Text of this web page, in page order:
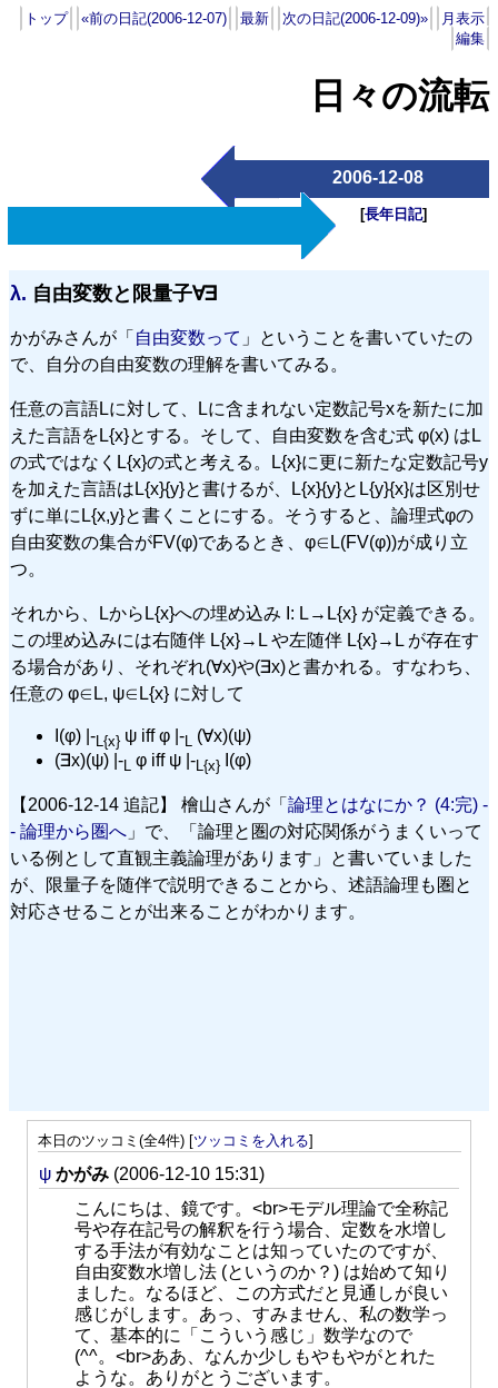
トップ «前の日記(2006-12-07) 最新 次の日記(2006-12-09)»
月表示
編集
日々の流転
2006-12-08
[長年日記]
λ. 自由変数と限量子∀∃
かがみさんが「 自由変数って 」ということを書いていたの
で、自分の自由変数の理解を書いてみる。
任意の言語Lに対して、Lに含まれない定数記号xを新たに加
えた言語をL{x}とする。そして、自由変数を含む式 φ(x) はL
の式ではなくL{x}の式と考える。L{x}に更に新たな定数記号y
を加えた言語はL{x}{y}と書けるが、L{x}{y}とL{y}{x}は区別せ
ずに単にL{x,y}と書くことにする。そうすると、論理式φの
自由変数の集合がFV(φ)であるとき、φ∈L(FV(φ))が成り立
つ。
それから、LからL{x}への埋め込み I: L→L{x} が定義できる。
この埋め込みには右随伴 L{x}→L や左随伴 L{x}→L が存在す
る場合があり、それぞれ(∀x)や(∃x)と書かれる。すなわち、
任意の φ∈L, ψ∈L{x} に対して
I(φ) |-L{x} ψ iff φ |-L (∀x)(ψ)
(∃x)(ψ) |-L φ iff ψ |-L{x} I(φ)
【2006-12-14 追記】 檜山さんが「 論理とはなにか？ (4:完) -
- 論理から圏へ 」で、「論理と圏の対応関係がうまくいって
いる例として直観主義論理があります」と書いていました
が、限量子を随伴で説明できることから、述語論理も圏と
対応させることが出来ることがわかります。
本日のツッコミ(全4件) [ツッコミを入れる]
ψ かがみ (2006-12-10 15:31)
こんにちは、鏡です。<br>モデル理論で全称記
号や存在記号の解釈を行う場合、定数を水増し
する手法が有効なことは知っていたのですが、
自由変数水増し法 (というのか？) は始めて知り
ました。なるほど、この方式だと見通しが良い
感じがします。あっ、すみません、私の数学っ
て、基本的に「こういう感じ」数学なので
(^^。<br>ああ、なんか少しもやもやがとれた
ような。ありがとうございます。